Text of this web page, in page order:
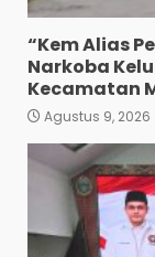
“Kem Alias
Narkoba
Kecamatan
Agustus 9, 2026
4